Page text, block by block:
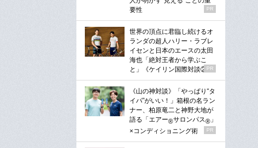
要性
PR
世界の頂点に君臨し続けるオ
ランダの超人ハリー・ラブレ
イセンと日本のエースの太田
海也「絶対王者から学ぶこ
と」《ケイリン国際対談②》
PR
《山の神対談》「やっぱり“タ
イパ”がいい！」箱根の名ラン
ナー、柏原竜二と神野大地が
語る「エアー®サロンパス® 」
×コンディショニング術
PR